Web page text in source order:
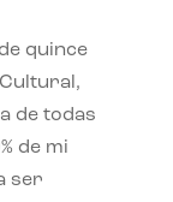
quince
de todas
de mi
ser